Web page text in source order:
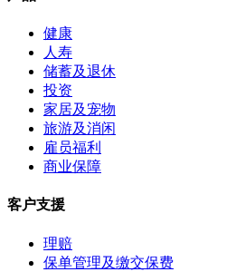
健康
人寿
储蓄及退休
投资
家居及宠物
旅游及消闲
雇员福利
商业保障
客户支援
理赔
保单管理及缴交保费